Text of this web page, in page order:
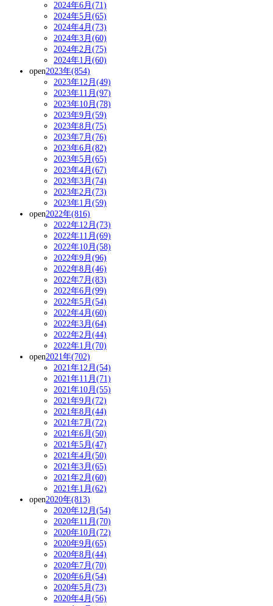
2024年6月(71)
2024年5月(65)
2024年4月(73)
2024年3月(60)
2024年2月(75)
2024年1月(60)
open2023年(854)
2023年12月(49)
2023年11月(97)
2023年10月(78)
2023年9月(59)
2023年8月(75)
2023年7月(76)
2023年6月(82)
2023年5月(65)
2023年4月(67)
2023年3月(74)
2023年2月(73)
2023年1月(59)
open2022年(816)
2022年12月(73)
2022年11月(69)
2022年10月(58)
2022年9月(96)
2022年8月(46)
2022年7月(83)
2022年6月(99)
2022年5月(54)
2022年4月(60)
2022年3月(64)
2022年2月(44)
2022年1月(70)
open2021年(702)
2021年12月(54)
2021年11月(71)
2021年10月(55)
2021年9月(72)
2021年8月(44)
2021年7月(72)
2021年6月(50)
2021年5月(47)
2021年4月(50)
2021年3月(65)
2021年2月(60)
2021年1月(62)
open2020年(813)
2020年12月(54)
2020年11月(70)
2020年10月(72)
2020年9月(65)
2020年8月(44)
2020年7月(70)
2020年6月(54)
2020年5月(73)
2020年4月(56)